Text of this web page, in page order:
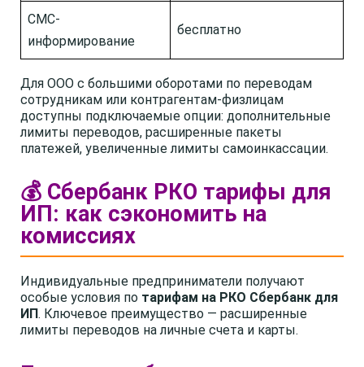
СМС-
информирование
бесплатно
Для ООО с большими оборотами по переводам
сотрудникам или контрагентам-физлицам
доступны подключаемые опции: дополнительные
лимиты переводов, расширенные пакеты
платежей, увеличенные лимиты самоинкассации.
💰 Сбербанк РКО тарифы для
ИП: как сэкономить на
комиссиях
Индивидуальные предприниматели получают
особые условия по тарифам на РКО Сбербанк для
ИП. Ключевое преимущество — расширенные
лимиты переводов на личные счета и карты.